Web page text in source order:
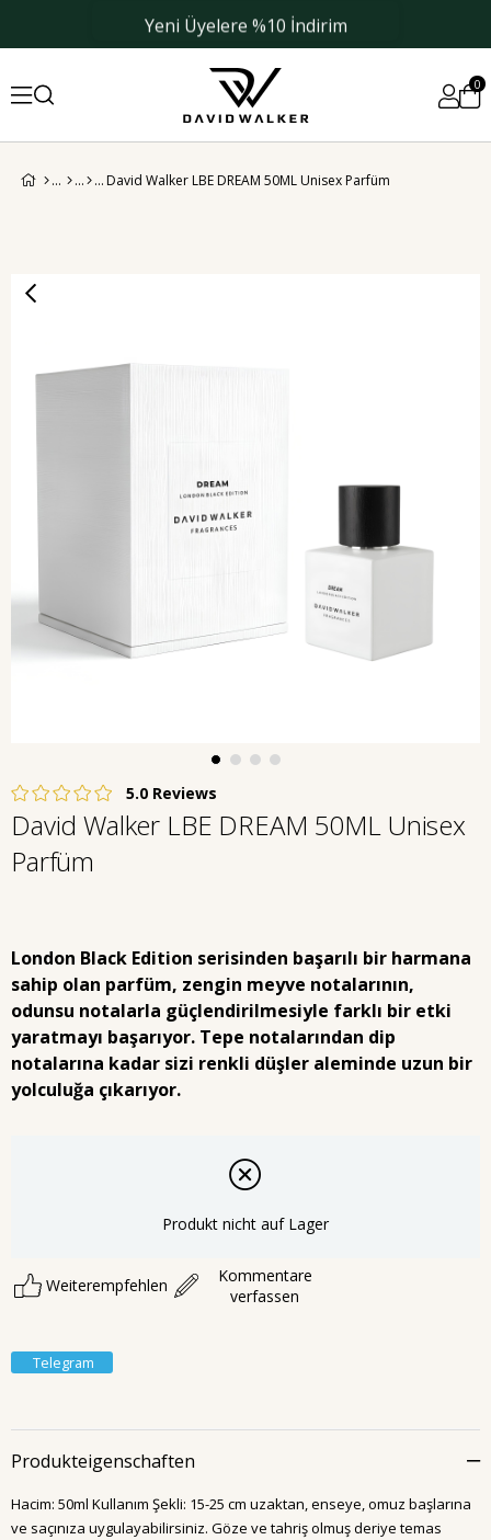
Yeni Üyelere %10 İndirim
0
David Walker LBE DREAM 50ML Unisex Parfüm
5.0
David Walker LBE DREAM 50ML Unisex
Parfüm
London Black Edition serisinden başarılı bir harmana
sahip olan parfüm, zengin meyve notalarının,
odunsu notalarla güçlendirilmesiyle farklı bir etki
yaratmayı başarıyor. Tepe notalarından dip
notalarına kadar sizi renkli düşler aleminde uzun bir
yolculuğa çıkarıyor.
Produkt nicht auf Lager
Weiterempfehlen
Kommentare
verfassen
Telegram
Produkteigenschaften
Hacim: 50ml Kullanım Şekli: 15-25 cm uzaktan, enseye, omuz başlarına
ve saçınıza uygulayabilirsiniz. Göze ve tahriş olmuş deriye temas